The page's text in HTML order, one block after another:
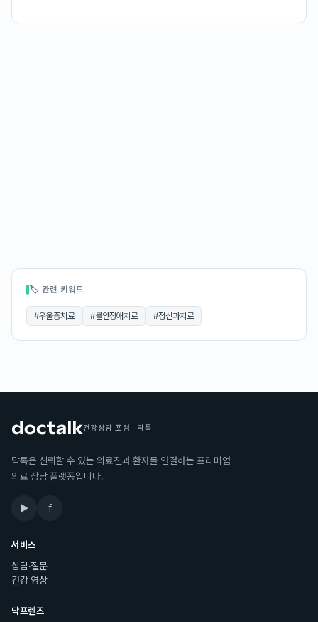
🏷 관련 키워드
#우울증치료 #불안장애치료 #정신과치료
건강상담 포럼 · 닥톡
닥톡은 신뢰할 수 있는 의료진과 환자를 연결하는 프리미엄
의료 상담 플랫폼입니다.
▶ f
서비스
상담·질문
건강 영상
닥프렌즈